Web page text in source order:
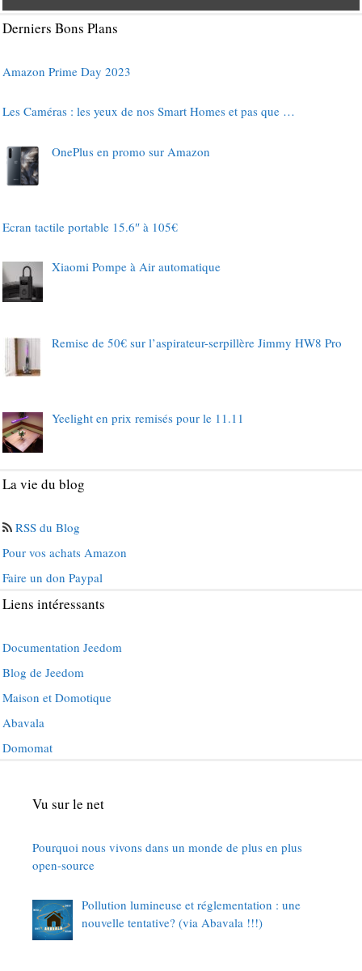
Derniers Bons Plans
Amazon Prime Day 2023
Les Caméras : les yeux de nos Smart Homes et pas que …
OnePlus en promo sur Amazon
Ecran tactile portable 15.6″ à 105€
Xiaomi Pompe à Air automatique
Remise de 50€ sur l’aspirateur-serpillère Jimmy HW8 Pro
Yeelight en prix remisés pour le 11.11
La vie du blog
RSS du Blog
Pour vos achats Amazon
Faire un don Paypal
Liens intéressants
Documentation Jeedom
Blog de Jeedom
Maison et Domotique
Abavala
Domomat
Vu sur le net
Pourquoi nous vivons dans un monde de plus en plus
open-source
Pollution lumineuse et réglementation : une
nouvelle tentative? (via Abavala !!!)